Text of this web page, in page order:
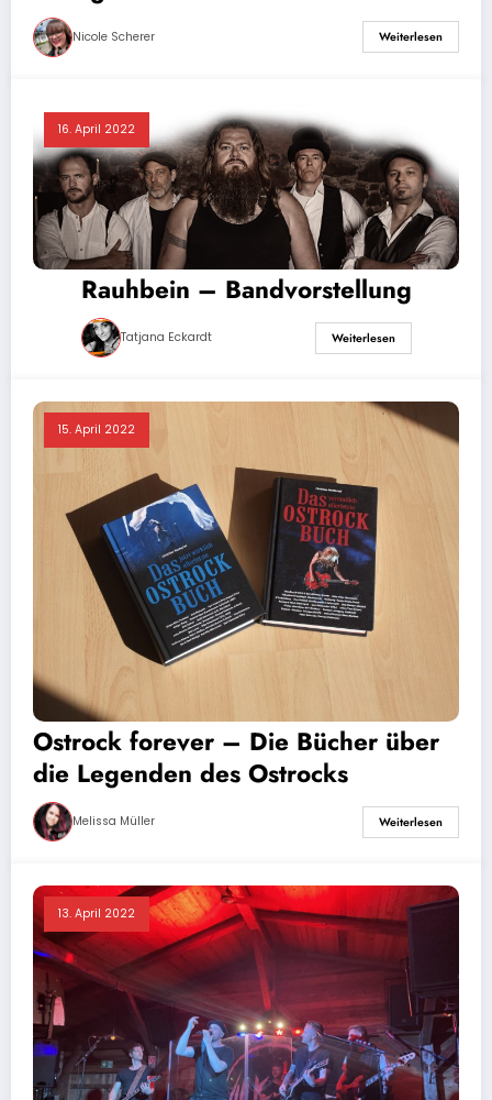
Nicole Scherer Weiterlesen
16. April 2022
Rauhbein – Bandvorstellung
Tatjana Eckardt Weiterlesen
15. April 2022
Ostrock forever – Die Bücher über
die Legenden des Ostrocks
Melissa Müller Weiterlesen
13. April 2022